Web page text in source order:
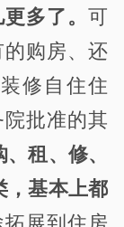
更多了。可
购房、还
修自住住
批准的其
租、修、
，基本上都